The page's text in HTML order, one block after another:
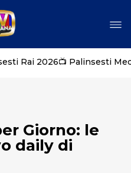
Rai 2026📺 Palinsesti
Giorno: le
daily di